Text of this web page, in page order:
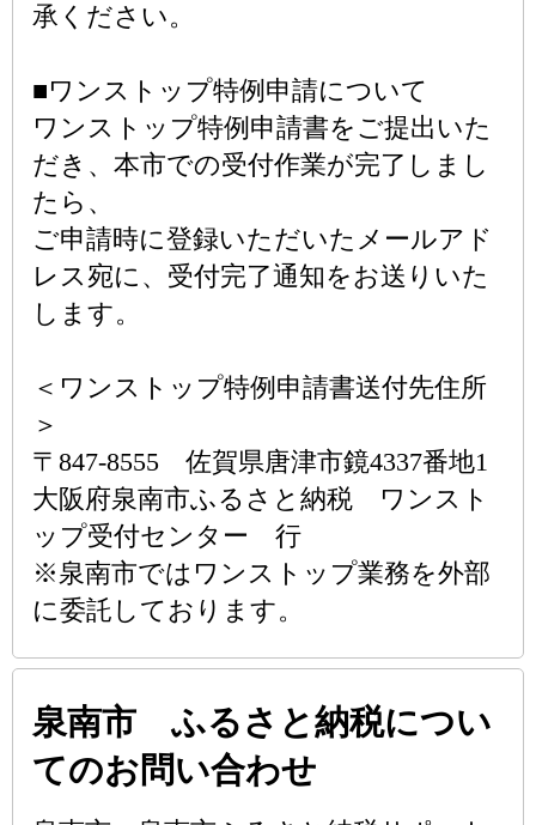
承ください。
■ワンストップ特例申請について
ワンストップ特例申請書をご提出いた
だき、本市での受付作業が完了しまし
たら、
ご申請時に登録いただいたメールアド
レス宛に、受付完了通知をお送りいた
します。
＜ワンストップ特例申請書送付先住所
＞
〒847-8555 佐賀県唐津市鏡4337番地1
大阪府泉南市ふるさと納税 ワンスト
ップ受付センター 行
※泉南市ではワンストップ業務を外部
に委託しております。
泉南市 ふるさと納税につい
てのお問い合わせ